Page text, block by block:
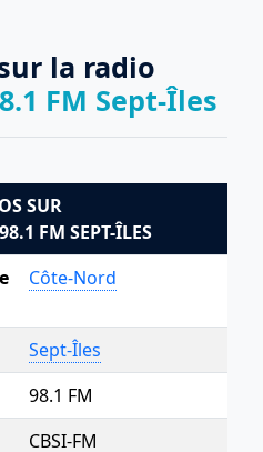
la radio
FM Sept-Îles
SUR
FM SEPT-ÎLES
‎Côte-Nord
Sept-Îles
98.1 FM
CBSI-FM